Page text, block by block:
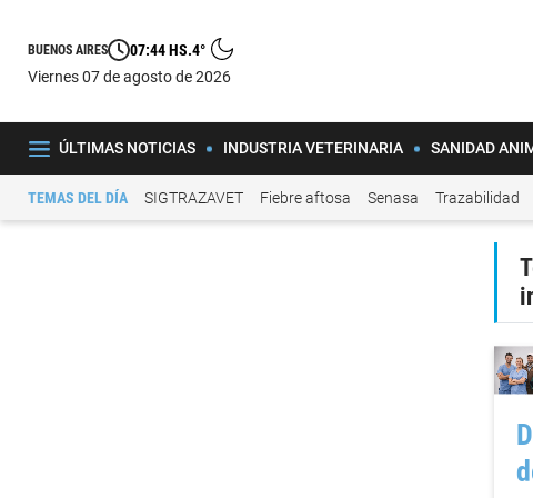
BUENOS AIRES 07:44 HS.4°
viernes 07 de agosto de 2026
ÚLTIMAS NOTICIAS INDUSTRIA VETERINARIA SANIDAD
TEMAS DEL DÍA SIGTRAZAVET Fiebre aftosa Senasa Trazabilidad